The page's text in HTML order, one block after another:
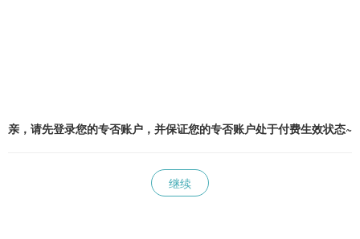
亲，请先登录您的专否账户，并保证您的专否账户处于付费生效状态~
继续